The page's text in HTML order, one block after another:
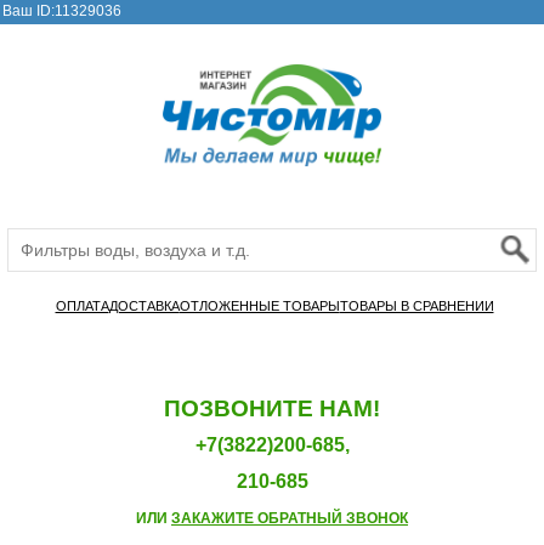
Ваш ID:11329036
ОПЛАТАДОСТАВКАОТЛОЖЕННЫЕ ТОВАРЫТОВАРЫ В СРАВНЕНИИ
ПОЗВОНИТЕ НАМ!
+7(3822)200-685,
210-685
ИЛИ ЗАКАЖИТЕ ОБРАТНЫЙ ЗВОНОК